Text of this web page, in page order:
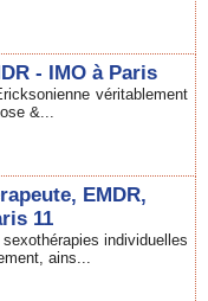
- IMO à Paris
véritablement
&...
EMDR,
11
individuelles
ains...